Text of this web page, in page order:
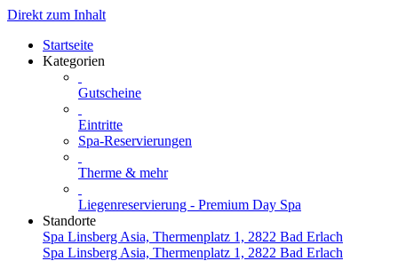
Direkt zum Inhalt
Startseite
Kategorien
Gutscheine
Eintritte
Spa-Reservierungen
Therme & mehr
Liegenreservierung - Premium Day Spa
Standorte
Spa Linsberg Asia, Thermenplatz 1, 2822 Bad Erlach
Spa Linsberg Asia, Thermenplatz 1, 2822 Bad Erlach